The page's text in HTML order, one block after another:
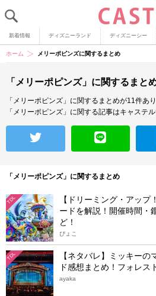
新着情報 ディズニーランド ディズニーシー
ホーム メリーポピンズに関するまとめ
「メリーポピンズ」に関するまと
「メリーポピンズ」に関するまとめが11件あり
「メリーポピンズ」に関する記事はキャステ
「メリーポピンズ」に関するまとめ
TDL
【ドリーミング・アッ
ードを解説！開催時間・
ど！
ぴょこ
TDL
【ネタバレ】ミッキー
ド感想まとめ！フォレス
ayaka